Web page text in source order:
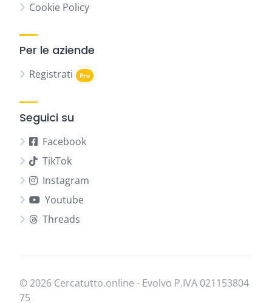
Cookie Policy
Per le aziende
Registrati
Seguici su
Facebook
TikTok
Instagram
Youtube
Threads
© 2026 Cercatutto.online - Evolvo P.IVA 021​153​804​
75